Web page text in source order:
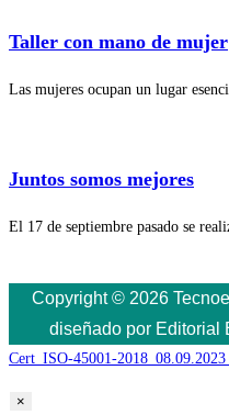
Taller con mano de mujer
Las mujeres ocupan un lugar
Juntos somos mejores
El 17 de septiembre pasado se
Copyright © 2026
diseñado por Editorial
Cert_ISO-45001-
×